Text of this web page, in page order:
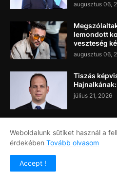
augusztus 06,
lemondott
veszteség
augusztus 06,
Tiszás
július 21, 2026
Címlap Rólunk
Weboldalunk sütiket használ a
érdekében Tovább olvasom
Accept !